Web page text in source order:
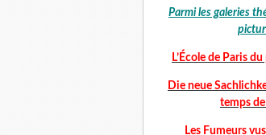
Parmi les galeries
L’École de Paris
Die neue
temps
Les Fumeurs